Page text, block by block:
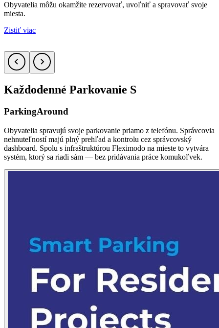
Obyvatelia môžu okamžite rezervovať, uvoľniť a spravovať svoje
miesta.
Zistiť viac
Každodenné Parkovanie S
ParkingAround
Obyvatelia spravujú svoje parkovanie priamo z telefónu. Správcovia
nehnuteľností majú plný prehľad a kontrolu cez správcovský
dashboard. Spolu s infraštruktúrou Fleximodo na mieste to vytvára
systém, ktorý sa riadi sám — bez pridávania práce komukoľvek.